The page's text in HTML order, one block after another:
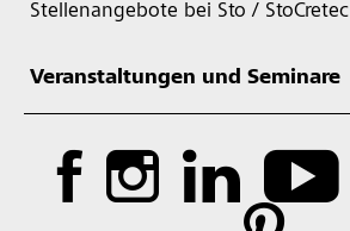
Stellenangebote bei Sto / StoCretec
Veranstaltungen und Seminare